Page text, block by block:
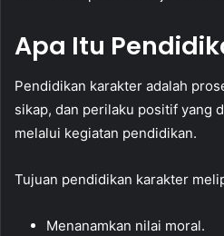
Apa Itu
Pendidikan karakter adalah
sikap, dan perilaku positif yang
melalui kegiatan pendidikan.
Tujuan pendidikan karakter
Menanamkan nilai moral.